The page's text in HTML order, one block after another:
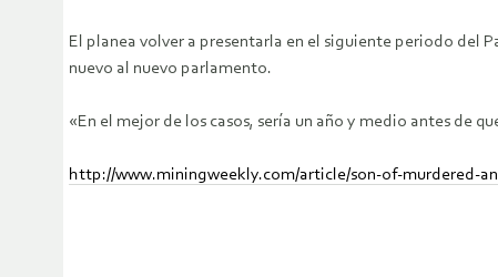
El planea volver a presentarla en el siguiente periodo del
nuevo al nuevo parlamento.
«En el mejor de los casos, sería un año y medio antes de
http://www.miningweekly.com/article/son-of-murdered-